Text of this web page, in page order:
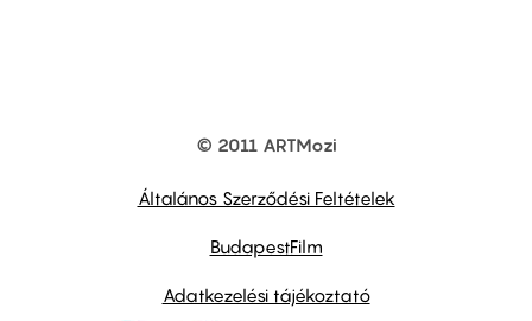
© 2011 ARTMozi
Általános Szerződési Feltételek
BudapestFilm
Adatkezelési tájékoztató